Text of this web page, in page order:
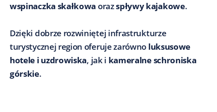
wspinaczka skałkowa orazspływy kajakowe.
Dzięki dobrze rozwiniętej infrastrukturze
turystycznej region oferuje zarówno luksusowe
hotele i uzdrowiska, jak i kameralne schroniska
górskie.